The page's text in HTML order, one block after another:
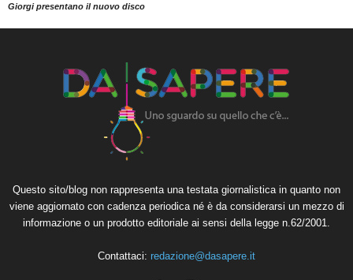
Giorgi presentano il nuovo disco
Questo sito/blog non rappresenta una testata giornalistica in quanto non
viene aggiornato con cadenza periodica né è da considerarsi un mezzo di
informazione o un prodotto editoriale ai sensi della legge n.62/2001.
Contattaci: redazione@dasapere.it